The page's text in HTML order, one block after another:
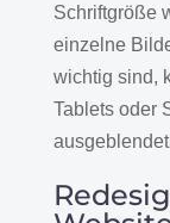
Schriftgröße
einzelne
wichtig sind,
Tablets oder